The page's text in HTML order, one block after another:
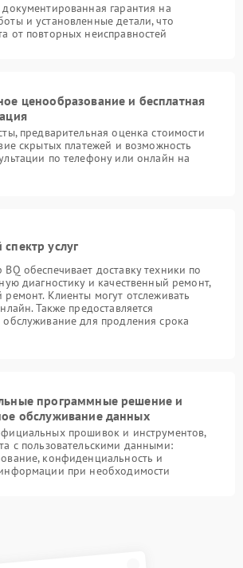
документированная гарантия на
и установленные детали, что
от повторных неисправностей
ценообразование и бесплатная
предварительная оценка стоимости
скрытых платежей и возможность
по телефону или онлайн на
услуг
обеспечивает доставку техники по
диагностику и качественный ремонт,
Клиенты могут отслеживать
Также предоставляется
обслуживание для продления срока
программные решение и
обслуживание данных
прошивок и инструментов,
с пользовательскими данными:
конфиденциальность и
при необходимости